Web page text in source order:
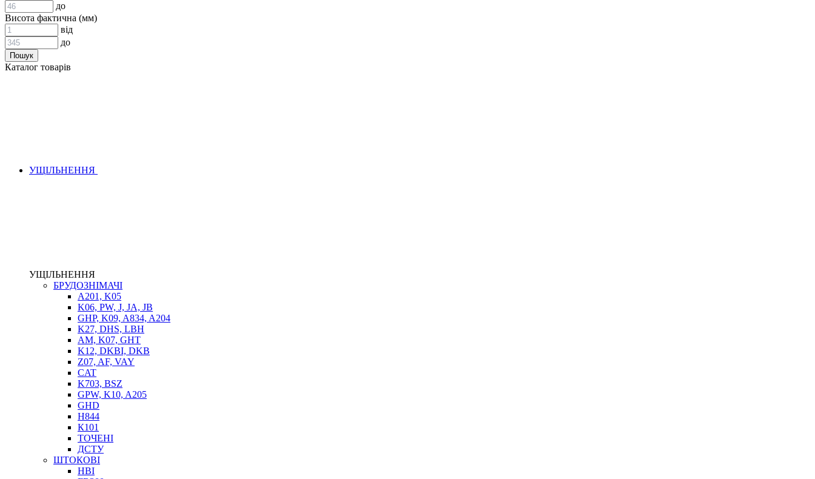
АДАПТЕРИ
КЛАПАНИ
НАСОСИ-ДОЗАТОРИ
ЛЕБІДКИ
ВТУЛКИ
до
Висота фактична (мм)
від
до
Каталог товарів
УЩІЛЬНЕННЯ
УЩІЛЬНЕННЯ
БРУДОЗНІМАЧІ
A201, K05
K06, PW, J, JA, JB
GHP, K09, A834, A204
K27, DHS, LBH
AM, K07, GHT
K12, DKBI, DKB
Z07, AF, VAY
CAT
K703, BSZ
GPW, K10, A205
GHD
H844
К101
ТОЧЕНІ
ДСТУ
ШТОКОВІ
HBI